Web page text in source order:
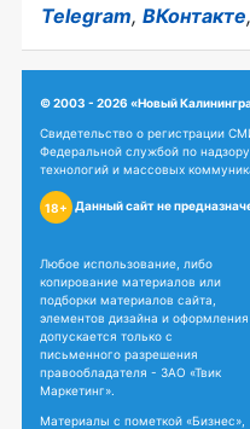
Telegram, ВКонтакте,
© 2003 - 2026 «Новый
Свидетельство о регистрации
Федеральной службой по
технологий и массовых
18+ Данный сайт не
Любое использование, либо
копирование материалов или
подборки материалов сайта,
элементов дизайна и оформления
допускается только с
письменного разрешения
правообладателя - ЗАО «Твик
Маркетинг».
Материалы с пометкой «Бизнес»,